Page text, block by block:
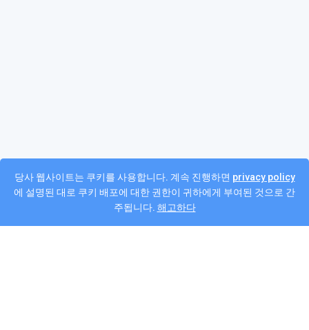
당사 웹사이트는 쿠키를 사용합니다. 계속 진행하면 privacy policy
에 설명된 대로 쿠키 배포에 대한 권한이 귀하에게 부여된 것으로 간
주됩니다. 해고하다